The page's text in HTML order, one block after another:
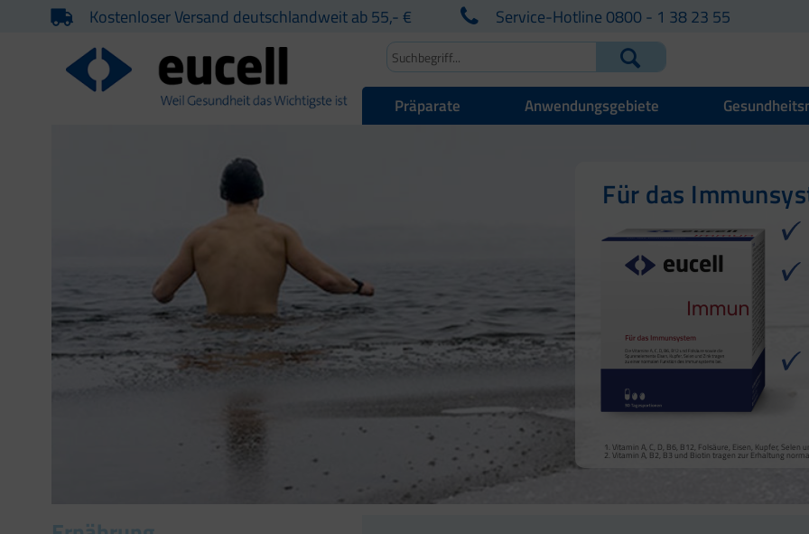
Kostenloser Versand deutschlandweit ab 55,- € Service-Hotline 0800 - 1 38 23 55
Präparate Anwendungsgebiete
Für das
Vitamin A, C, D, B6, B12, Folsäure, Eisen, Kupfer,
Vitamin A, B2, B3 und Biotin tragen zur Erhaltung
Für Haut, Haare
Selen, Zink und Biotin tragen zur Erhaltung gesunder
Selen und Zink tragen zur Erhaltung normaler Nägel bei.
Vitamin C, E, B2, Kupfer, Mangan, Selen und Zink
Für Ihre natürliche
sowie zu einem normalen Stoffwechsel von
Vitamin B2 und Biotin tragen zur Erhaltung normaler
Vitamin D und Zink tragen zur normalen Funktion des